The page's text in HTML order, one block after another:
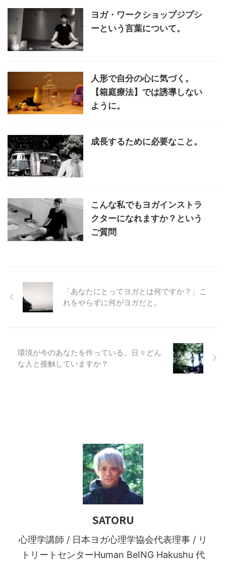
ヨガ・ワークショップジプシ
ーという言葉について。
人形で自分の心に気づく。
【箱庭療法】では誘導しない
ように。
成長するために必要なこと。
こんな私でもヨガインストラ
クターになれますか？という
ご質問
「あなたにとってヨガとは何ですか？」こ
れをやらずに何がヨガだと。
環境が今のあなたを作っている。日々どん
な人と接触していますか？
SATORU
心理学講師 / 日本ヨガ心理学協会代表理事 / リ
トリートセンターHuman BeING Hakushu 代